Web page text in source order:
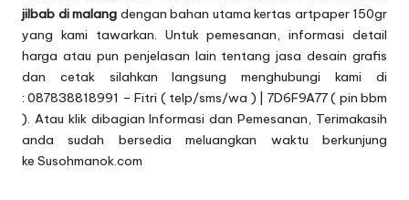
jilbab di malang dengan bahan utama kertas artpaper 150gr
yang kami tawarkan. Untuk pemesanan, informasi detail
harga atau pun penjelasan lain tentang jasa desain grafis
dan cetak silahkan langsung menghubungi kami di
: 087838818991 – Fitri ( telp/sms/wa ) | 7D6F9A77 ( pin bbm
). Atau klik dibagianInformasi dan Pemesanan, Terimakasih
anda sudah bersedia meluangkan waktu berkunjung
ke Susohmanok.com